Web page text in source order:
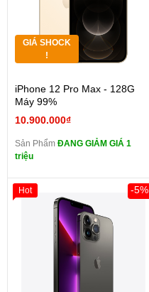
GIÁ SHOCK
!
iPhone 12 Pro Max - 128G
Máy 99%
10.900.000₫
Sản Phẩm ĐANG GIẢM GIÁ 1
triệu
-5%
Hot